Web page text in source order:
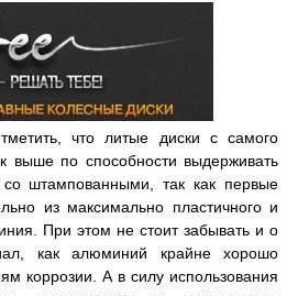
что литые диски с самого
выше по способности выдерживать
со штампованными, так как первые
из максимально пластичного и
При этом не стоит забывать и о
как алюминий крайне хорошо
коррозии. А в силу использования